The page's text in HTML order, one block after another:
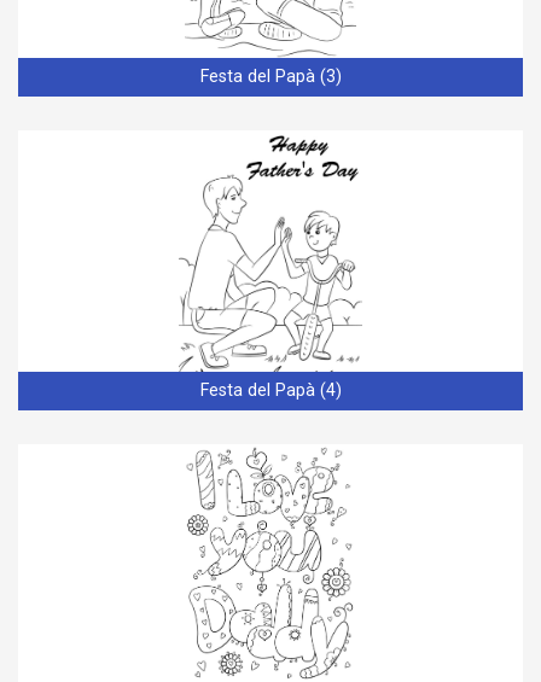
Festa del Papà (3)
Festa del Papà (4)